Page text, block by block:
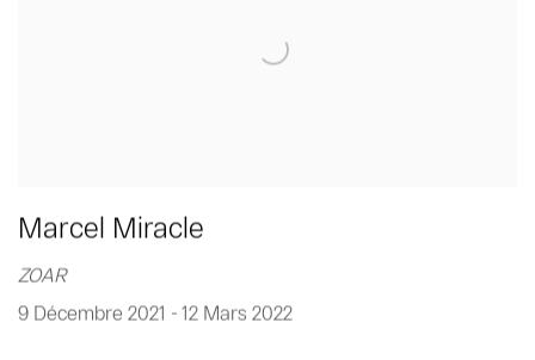
Marcel Miracle
ZOAR
9 Décembre 2021 - 12 Mars 2022